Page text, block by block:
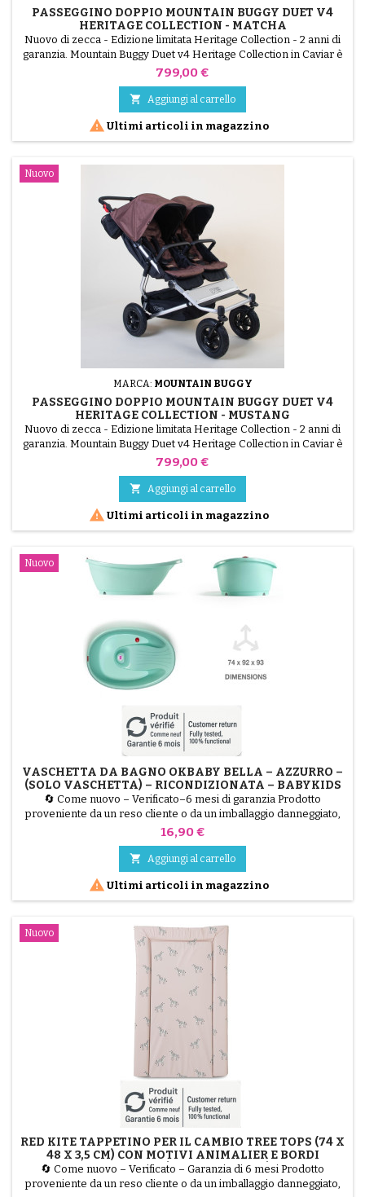
PASSEGGINO DOPPIO MOUNTAIN BUGGY DUET V4
HERITAGE COLLECTION - MATCHA
Nuovo di zecca - Edizione limitata Heritage Collection - 2 anni di
garanzia. Mountain Buggy Duet v4 Heritage Collection in Caviar è
il passeggino doppio side-by-side più compatto sul mercato. Con
singolo), si adatta ovunque, offrendo un eccezionale comfort in
fuoristrada e finiture di lusso in...
Prezzo
799,00 €
 Aggiungi al carrello
 Ultimi articoli in magazzino
Nuovo
MARCA: MOUNTAIN BUGGY
PASSEGGINO DOPPIO MOUNTAIN BUGGY DUET V4
HERITAGE COLLECTION - MUSTANG
Nuovo di zecca - Edizione limitata Heritage Collection - 2 anni di
garanzia. Mountain Buggy Duet v4 Heritage Collection in Caviar è
il passeggino doppio side-by-side più compatto sul mercato. Con
singolo), si adatta ovunque, offrendo un eccezionale comfort in
fuoristrada e finiture di lusso in...
Prezzo
799,00 €
 Aggiungi al carrello
 Ultimi articoli in magazzino
Nuovo
VASCHETTA DA BAGNO OKBABY BELLA – AZZURRO –
(SOLO VASCHETTA) – RICONDIZIONATA – BABYKIDS
🔄 Come nuovo – Verificato–6 mesi di garanzia Prodotto
proveniente da un reso cliente o da un imballaggio danneggiato,
testato dai nostri tecnici e perfettamente funzionante. Hai già il
azzurro. Perfetta per i neonati da 0 a 12 mesi. Articolo
ricondizionato da BabyKids: accuratamente pulito e...
Prezzo
16,90 €
 Aggiungi al carrello
 Ultimi articoli in magazzino
Nuovo
RED KITE TAPPETINO PER IL CAMBIO TREE TOPS (74 X
48 X 3,5 CM) CON MOTIVI ANIMALIER E BORDI
IMBOTTITI (BIANCO/GRIGIO)
🔄 Come nuovo – Verificato – Garanzia di 6 mesi Prodotto
proveniente da un reso cliente o da un imballaggio danneggiato,